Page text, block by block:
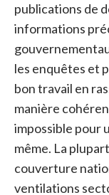
publications de
informations
les enquêtes et
bon travail en
manière
impossible pour
même. La
couverture
ventilations